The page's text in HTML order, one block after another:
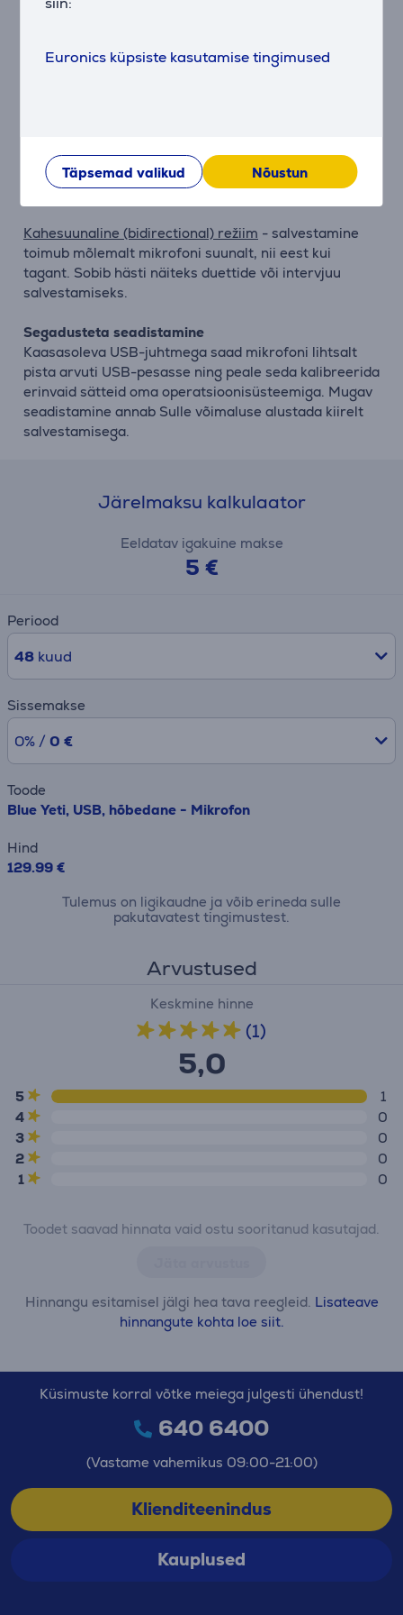
Euronics küpsiste kasutamise tingimused
Täpsemad valikud Nõustun
kitarri või koorilaulu salvestamiseks.
salvestada tõeliselt ruumiliselt kostuvalt heli, nagu
näiteks bändi esitus, konverentskõne või mitme
osalejaga podcast.
Kahesuunaline (bidirectional) režiim - salvestamine
toimub mõlemalt mikrofoni suunalt, nii eest kui
tagant. Sobib hästi näiteks duettide või intervjuu
salvestamiseks.
Segadusteta seadistamine
Kaasasoleva USB-juhtmega saad mikrofoni lihtsalt
pista arvuti USB-pesasse ning peale seda kalibreerida
erinvaid sätteid oma operatsioonisüsteemiga. Mugav
seadistamine annab Sulle võimaluse alustada kiirelt
salvestamisega.
Järelmaksu kalkulaator
Eeldatav igakuine makse
5 €
Periood
48kuud
Sissemakse
0% / 0 €
Toode
Blue Yeti, USB, hõbedane - Mikrofon
Hind
129.99 €
Tulemus on ligikaudne ja võib erineda sulle
pakutavatest tingimustest.
Arvustused
Keskmine hinne
(1)
5,0
5
1
4
0
3
0
2
0
1
0
Toodet saavad hinnata vaid ostu sooritanud kasutajad.
Hinnangu esitamisel jälgi hea tava reegleid. Lisateave
hinnangute kohta loe siit.
Küsimuste korral võtke meiega julgesti ühendust!
640 6400
(Vastame vahemikus 09:00-21:00)
Klienditeenindus
Kauplused